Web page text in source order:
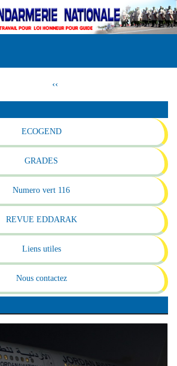
Page
‹‹
ECOGEND
GRADES
Numero vert 116
REVUE EDDARAK
Liens utiles
Nous contactez